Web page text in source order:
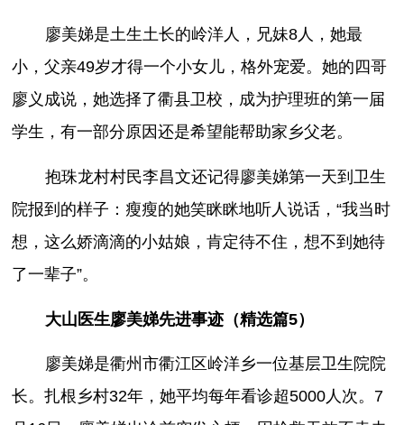
廖美娣是土生土长的岭洋人，兄妹8人，她最
小，父亲49岁才得一个小女儿，格外宠爱。她的四哥
廖义成说，她选择了衢县卫校，成为护理班的第一届
学生，有一部分原因还是希望能帮助家乡父老。
抱珠龙村村民李昌文还记得廖美娣第一天到卫生
院报到的样子：瘦瘦的她笑眯眯地听人说话，“我当时
想，这么娇滴滴的小姑娘，肯定待不住，想不到她待
了一辈子”。
大山医生廖美娣先进事迹（精选篇5）
廖美娣是衢州市衢江区岭洋乡一位基层卫生院院
长。扎根乡村32年，她平均每年看诊超5000人次。7